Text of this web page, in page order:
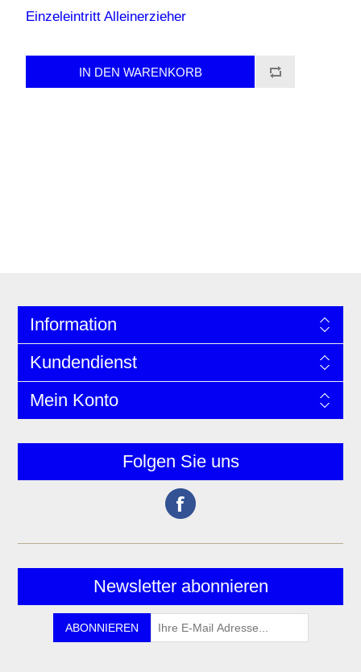
Einzeleintritt Alleinerzieher
Information
Kundendienst
Mein Konto
Folgen Sie uns
Newsletter abonnieren